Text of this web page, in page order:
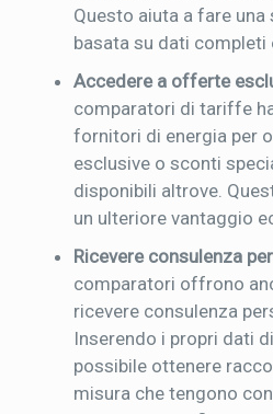
Questo aiuta a fare
basata su dati completi
Accedere a offerte
comparatori di tariffe
fornitori di energia per
esclusive o sconti
disponibili altrove.
un ulteriore vantaggio
Ricevere consulenza
comparatori offrono
ricevere consulenza
Inserendo i propri dati
possibile ottenere
misura che tengono